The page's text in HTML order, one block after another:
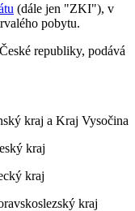
(dále jen "ZKI"), v
pobytu.
republiky, podává
kraj a Kraj Vysočina
kraj
kraj
kraj